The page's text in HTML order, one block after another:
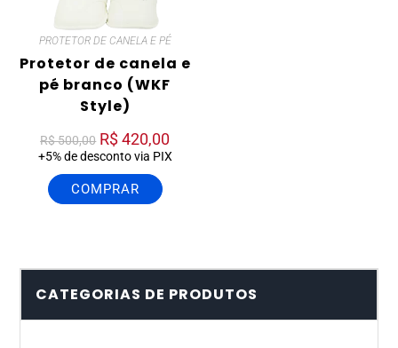
PROTETOR DE CANELA E PÉ
Protetor de canela e
pé branco (WKF
Style)
R$500,00 R$420,00
+5% de desconto via PIX
COMPRAR
CATEGORIAS DE PRODUTOS